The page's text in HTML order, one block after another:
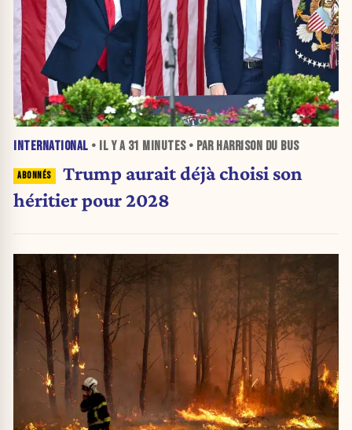
INTERNATIONAL • IL Y A 31 MINUTES• PAR HARRISON DU BUS
Trump aurait déjà choisi son
héritier pour 2028